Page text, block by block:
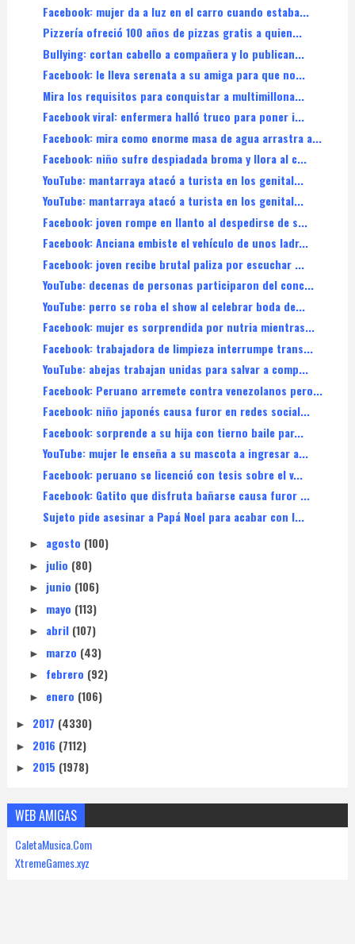
Facebook: mujer da a luz en el carro cuando estaba...
Pizzería ofreció 100 años de pizzas gratis a quien...
Bullying: cortan cabello a compañera y lo publican...
Facebook: le lleva serenata a su amiga para que no...
Mira los requisitos para conquistar a multimillona...
Facebook viral: enfermera halló truco para poner i...
Facebook: mira como enorme masa de agua arrastra a...
Facebook: niño sufre despiadada broma y llora al c...
YouTube: mantarraya atacó a turista en los genital...
YouTube: mantarraya atacó a turista en los genital...
Facebook: joven rompe en llanto al despedirse de s...
Facebook: Anciana embiste el vehículo de unos ladr...
Facebook: joven recibe brutal paliza por escuchar ...
YouTube: decenas de personas participaron del conc...
YouTube: perro se roba el show al celebrar boda de...
Facebook: mujer es sorprendida por nutria mientras...
Facebook: trabajadora de limpieza interrumpe trans...
YouTube: abejas trabajan unidas para salvar a comp...
Facebook: Peruano arremete contra venezolanos pero...
Facebook: niño japonés causa furor en redes social...
Facebook: sorprende a su hija con tierno baile par...
YouTube: mujer le enseña a su mascota a ingresar a...
Facebook: peruano se licenció con tesis sobre el v...
Facebook: Gatito que disfruta bañarse causa furor ...
Sujeto pide asesinar a Papá Noel para acabar con l...
► agosto (100)
► julio (80)
► junio (106)
► mayo (113)
► abril (107)
► marzo (43)
► febrero (92)
► enero (106)
► 2017 (4330)
► 2016 (7112)
► 2015 (1978)
WEB AMIGAS
CaletaMusica.Com
XtremeGames.xyz